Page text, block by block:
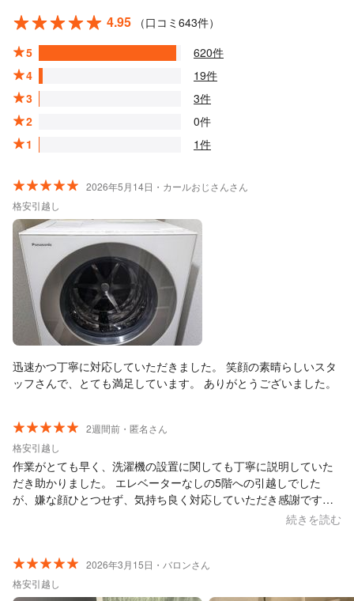
4.95
（口コミ643件）
5
620件
4
19件
3
3件
2
0件
1
1件
2026年5月14日・カールおじさんさん
格安引越し
迅速かつ丁寧に対応していただきました。 笑顔の素晴らしいスタ
ッフさんで、とても満足しています。 ありがとうございました。
2週間前・匿名さん
格安引越し
作業がとても早く、洗濯機の設置に関しても丁寧に説明していた
だき助かりました。 エレベーターなしの5階への引越しでした
が、嫌な顔ひとつせず、気持ち良く対応していただき感謝です。
続きを読む
2026年3月15日・バロンさん
格安引越し